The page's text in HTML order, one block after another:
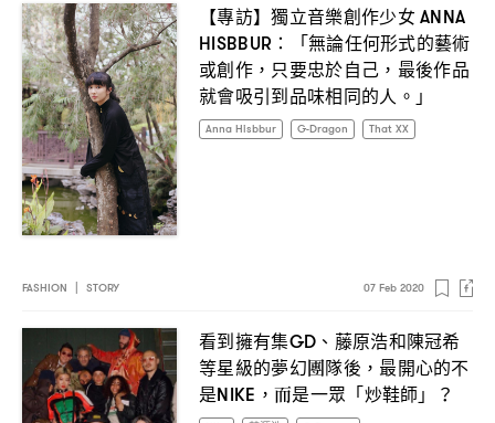
【專訪】獨立音樂創作少女 ANNA
HISBBUR：
「無論任何形式的藝術
或創作， 只要忠於自己 ， 最後作品
就會吸引到品味相同的人。」
Anna Hisbbur G-Dragon That XX
FASHION STORY 07 Feb 2020
看到擁有集GD 、藤原浩和陳冠希
等星級的夢幻團隊後 ， 最開心的不
是NIKE， 而是一眾「炒鞋師」 ？